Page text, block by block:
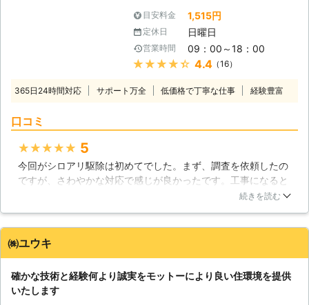
千葉、茨城におき、東京都を中心に関
東一円のシロアリ駆除のプロフェッシ
ョナルとして活動しています。ターマ
イトコントロール業務を遂行するに当
たり、ヤマトシロアリやイエシロア
態や生態を熟知した日本シロアリ対策
て調査を行います。分かりやすく丁寧
な言葉遣いと説明を心がけています。
【弊社ならではのサービス】 一般的
な木造の在来工法を始め、2×4・パネ
ル構法・ログハウス・鉄骨造・鉄筋コ
ます。床下などの普段目に見えない環
境で、どのような被害状況でどんな原
目安料金 1,515円
定休日 日曜日
営業時間 09：00～18：00
★★★★★ 4.4（16）
365日24時間対応 サポート万全 低価格で丁寧な仕事 経験豊富
口コミ
★★★★★ 5
今回がシロアリ駆除は初めてでした。まず、調査を依頼したの
ですが、さわやかな対応で感じが良かったです。工事になると
聞いた時は驚きましたが、丁寧な説明で、納得できました。定
りました。ありがとうございます。
東京都 葛飾区 2016年12月27日
続きを読む
㈱ユウキ
確かな技術と経験何より誠実をモットーにより良い住環境を提供
いたします